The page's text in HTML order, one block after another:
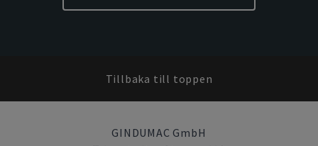
Tillbaka till toppen
GINDUMAC GmbH